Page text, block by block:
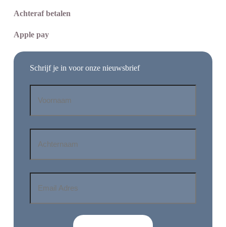
Achteraf betalen
Apple pay
Schrijf je in voor onze nieuwsbrief
Voornaam
Achternaam
Email
Adres